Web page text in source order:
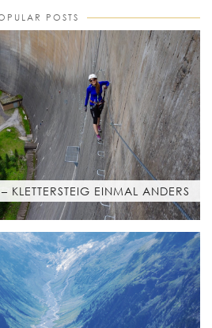
POSTS
KLETTERSTEIG EINMAL ANDERS